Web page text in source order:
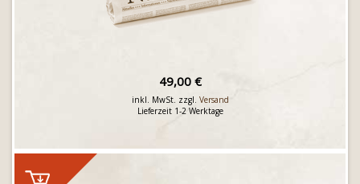
49,00 €
inkl. MwSt. zzgl. Versand
Lieferzeit 1-2 Werktage